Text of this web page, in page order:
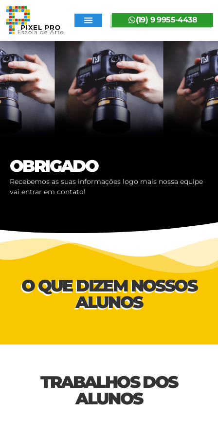
(19) 9 9955-4438
OBRIGADO
Recebemos as suas informações logo mais nossa equipe
vai entrar em contato!
O QUE DIZEM NOSSOS
ALUNOS
TRABALHOS DOS
ALUNOS